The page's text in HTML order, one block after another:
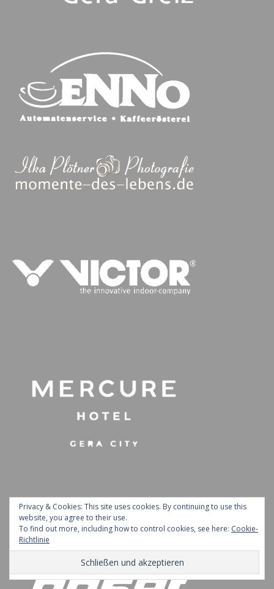
Privacy & Cookies: This site uses cookies. By continuing to use this
website, you agree to their use.
To find out more, including how to control cookies, see here: Cookie-
Richtlinie